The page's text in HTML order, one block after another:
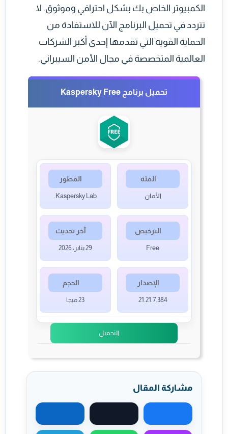
الكمبيوتر الخاص بك بشكل احترافي وموثوق. لا
تتردد في تحميل البرنامج الآن للاستفادة من
الحماية القوية التي تقدمها إحدى أكبر الشركات
العالمية المتخصصة في مجال الأمن السيبراني.
تحميل برنامج Kaspersky Free
الفئة
الأمان
المطور
Kaspersky Lab.
الترخيص
Free
آخر تحديث
29 يناير، 2026
الإصدار
21.21.7.384
الحجم
23 ميجا
التحميل
مشاركة المقال
مشاركة على فيسبوكمشاركة على X مشاركة على